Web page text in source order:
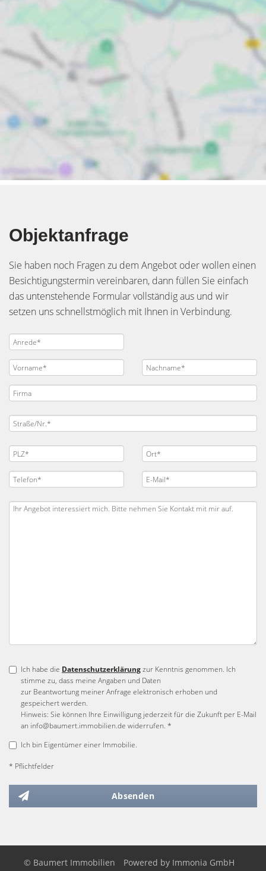
Objektanfrage
Sie haben noch Fragen zu dem Angebot oder wollen einen
Besichtigungstermin vereinbaren, dann füllen Sie einfach
das untenstehende Formular vollständig aus und wir
setzen uns schnellstmöglich mit Ihnen in Verbindung.
Ich habe die Datenschutzerklärungzur Kenntnis genommen. Ich
stimme zu, dass meine Angaben und Daten
zur Beantwortung meiner Anfrage elektronisch erhoben und
gespeichert werden.
Hinweis: Sie können Ihre Einwilligung jederzeit für die Zukunft per E-Mail
an info@baumert.immobilien.de widerrufen. *
Ich bin Eigentümer einer Immobilie.
* Pflichtfelder
Absenden
© Baumert Immobilien Powered by Immonia GmbH